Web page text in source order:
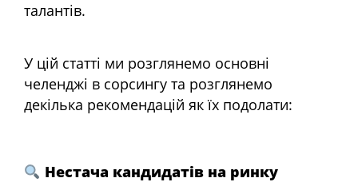
талантів.
У цій статті ми розглянемо основні
челенджі в сорсингу та розглянемо
декілька рекомендацій як їх подолати:
Нестача кандидатів на ринку